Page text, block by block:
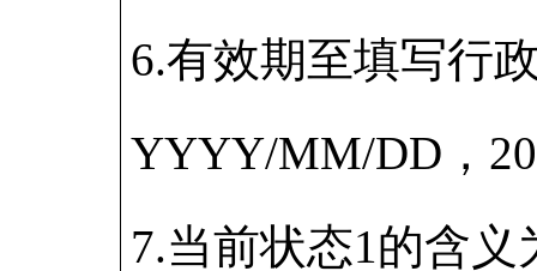
6.有效期至填写行
YYYY/MM/DD，
7.当前状态1的含